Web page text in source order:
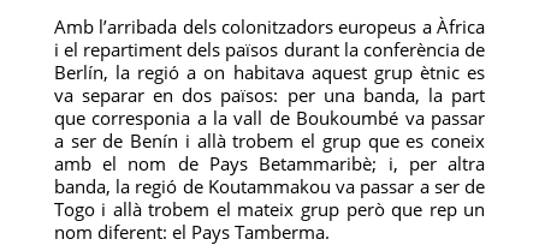
Amb l’arribada dels colonitzadors europeus a Àfrica
i el repartiment dels països durant la conferència de
Berlín, la regió a on habitava aquest grup ètnic es
va separar en dos països: per una banda, la part
que corresponia a la vall de Boukoumbé va passar
a ser de Benín i allà trobem el grup que es coneix
amb el nom de Pays Betammaribè; i, per altra
banda, la regió de Koutammakou va passar a ser de
Togo i allà trobem el mateix grup però que rep un
nom diferent: el Pays Tamberma.